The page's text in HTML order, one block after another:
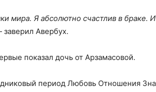
мира. Я абсолютно счастлив в браке.
заверил Авербух.
показал дочь от Арзамасовой.
период Любовь Отношения